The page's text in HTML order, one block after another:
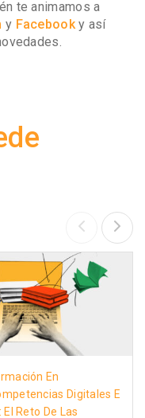
te animamos a
y Facebooky así
En
Digitales E
El Reto De Las